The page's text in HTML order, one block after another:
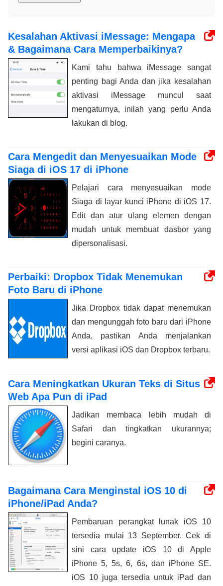
Kesalahan Aktivasi iMessage: Mengapa
& Bagaimana Cara Memperbaikinya?
Kami tahu bahwa iMessage sangat
penting bagi Anda dan jika kesalahan
aktivasi iMessage muncul saat
mengaturnya, inilah yang perlu Anda
lakukan di blog.
Cara Mengedit dan Menyesuaikan Mode
Siaga di iOS 17 di iPhone
Pelajari cara menyesuaikan mode
Siaga di layar kunci iPhone di iOS 17.
Edit dan atur ulang elemen dengan
mudah untuk membuat dasbor yang
dipersonalisasi.
Perbaiki: Dropbox Tidak Menemukan
Foto Baru di iPhone
Jika Dropbox tidak dapat menemukan
dan mengunggah foto baru dari iPhone
Anda, pastikan Anda menjalankan
versi aplikasi iOS dan Dropbox terbaru.
Cara Meningkatkan Ukuran Teks di Situs
Web Apa Pun di iPad
Jadikan membaca lebih mudah di
Safari dan tingkatkan ukurannya;
begini caranya.
Bagaimana Cara Menginstal iOS 10 di
iPhone/iPad Anda?
Pembaruan perangkat lunak iOS 10
tersedia mulai 13 September. Cek di
sini cara update iOS 10 di Apple
iPhone 5, 5s, 6, 6s, dan iPhone SE.
iOS 10 juga tersedia untuk iPad dan